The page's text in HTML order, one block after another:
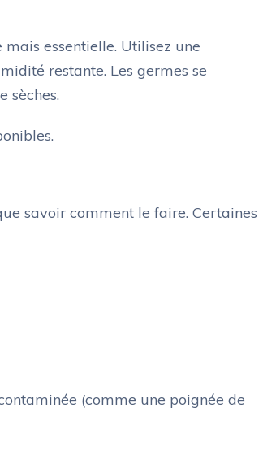
essentielle. Utilisez une
restante. Les germes se
sèches.
savoir comment le faire. Certaines
(comme une poignée de